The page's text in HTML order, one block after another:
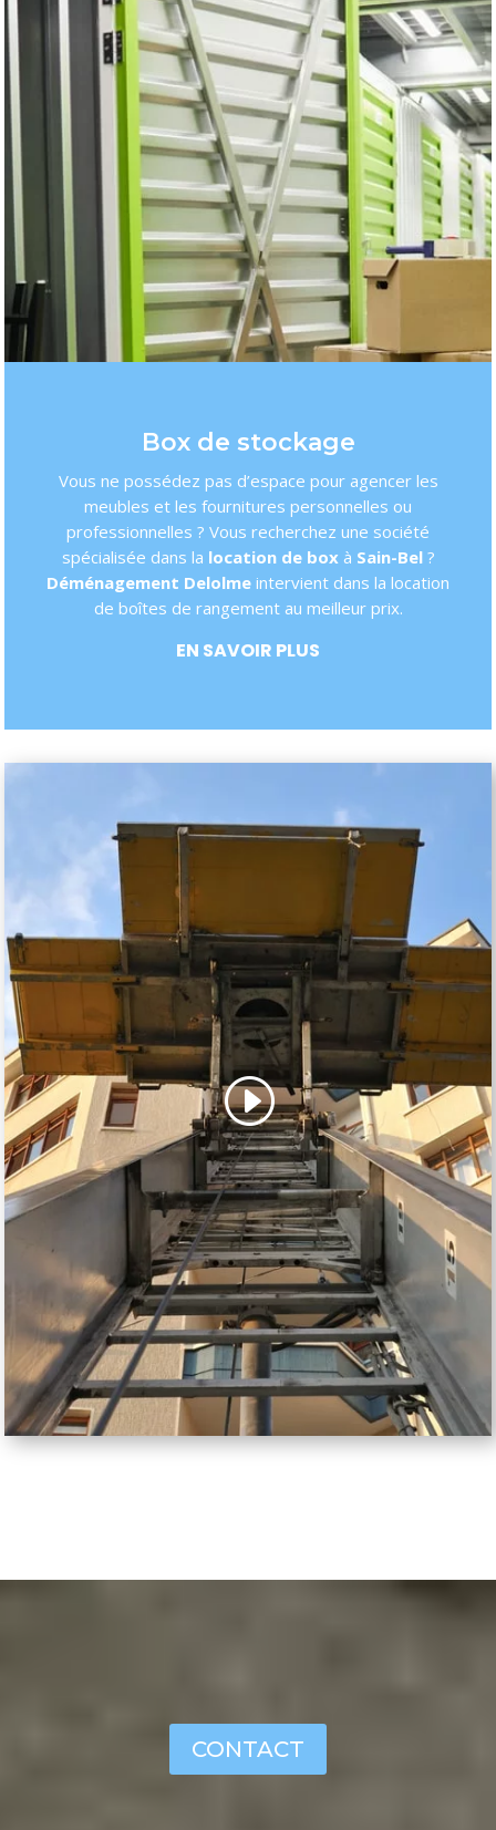
Box de stockage
Vous ne possédez pas d’espace pour agencer les
meubles et les fournitures personnelles ou
professionnelles ? Vous recherchez une société
spécialisée dans la location de boxà Sain-Bel?
Déménagement Delolme intervient dans la location
de boîtes de rangement au meilleur prix.
EN SAVOIR PLUS
CONTACT